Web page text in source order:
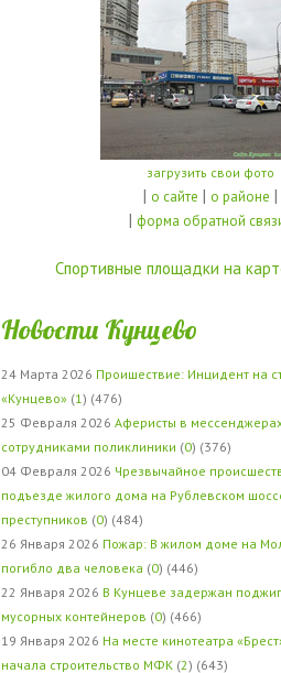
загрузить свои фото
| о сайте | о районе |
| форма обратной
Спортивные площадки на
Новости Кунцево
24 Марта 2026 Проишествие: Инцидент на
«Кунцево» (1 ) (476)
25 Февраля 2026 Аферисты в
сотрудниками поликлиники (0) (376)
04 Февраля 2026 Чрезвычайное
подъезде жилого дома на Рублевском
преступников (0) (484)
26 Января 2026 Пожар: В жилом доме на
погибло два человека (0) (446)
22 Января 2026 В Кунцеве задержан
мусорных контейнеров (0) (466)
19 Января 2026 На месте кинотеатра
начала строительство МФК (2) (643)